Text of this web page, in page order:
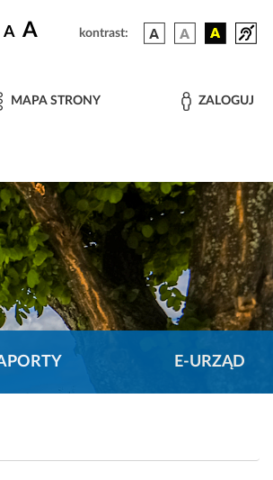
A A kontrast:
MAPA STRONY ZALOGUJ
E-URZĄD